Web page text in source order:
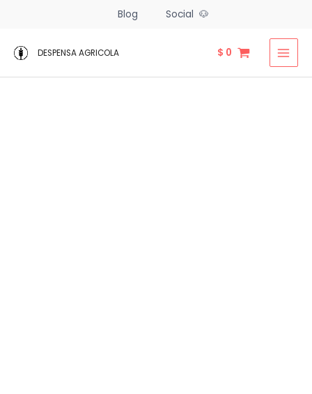
contenido
Blog Social 🐶
DESPENSA AGRICOLA $ 0